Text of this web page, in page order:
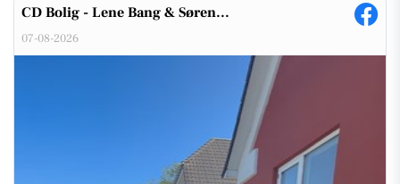
CD Bolig - Lene Bang & Søren...
07-08-2026